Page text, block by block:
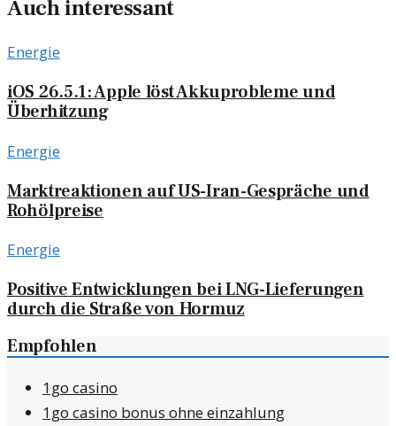
Auch interessant
Energie
iOS 26.5.1: Apple löst Akkuprobleme und
Überhitzung
Energie
Marktreaktionen auf US-Iran-Gespräche und
Rohölpreise
Energie
Positive Entwicklungen bei LNG-Lieferungen
durch die Straße von Hormuz
Empfohlen
1go casino
1go casino bonus ohne einzahlung